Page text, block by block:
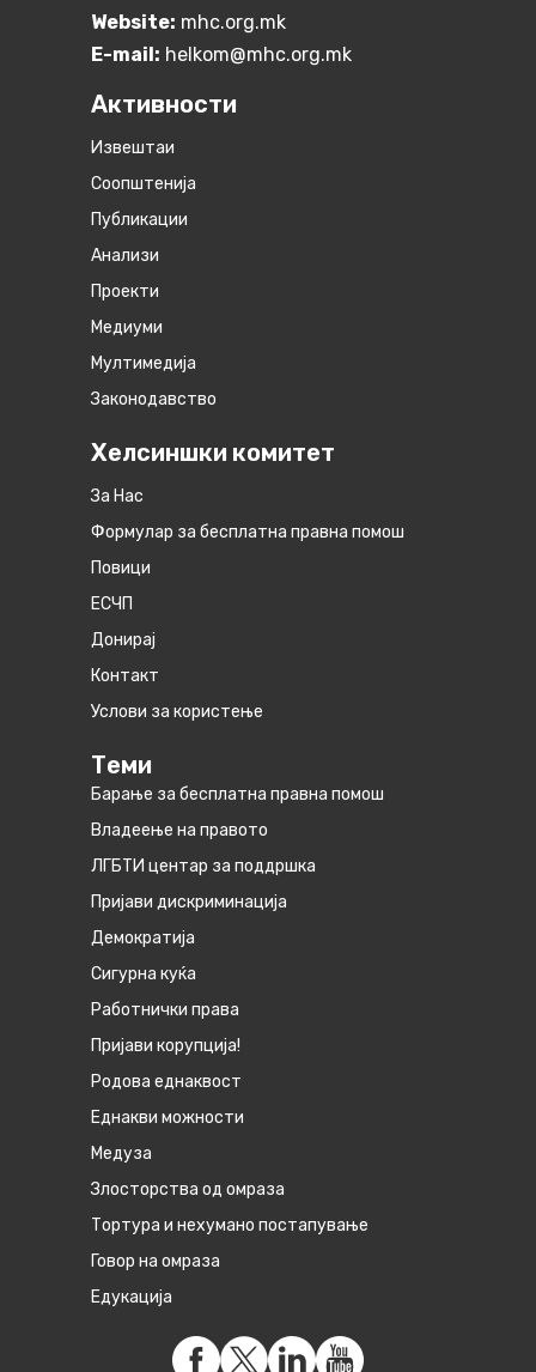
Website: mhc.org.mk
E-mail: helkom@mhc.org.mk
Активности
Извештаи
Соопштенија
Публикации
Анализи
Проекти
Медиуми
Мултимедија
Законодавство
Хелсиншки комитет
За Нас
Формулар за бесплатна правна помош
Повици
ЕСЧП
Донирај
Контакт
Услови за користење
Теми
Барање за бесплатна правна помош
Владеење на правото
ЛГБТИ центар за поддршка
Пријави дискриминација
Демократија
Сигурна куќа
Работнички права
Пријави корупција!
Родова еднаквост
Eднакви можности
Медуза
Злосторства од омраза
Тортура и нехумано постапување
Говор на омраза
Едукација